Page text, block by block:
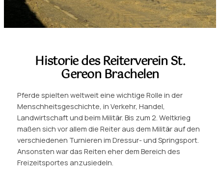
Historie des Reiterverein St.
Gereon Brachelen
Pferde spielten weltweit eine wichtige Rolle in der
Menschheitsgeschichte, in Verkehr, Handel,
Landwirtschaft und beim Militär. Bis zum 2. Weltkrieg
maßen sich vor allem die Reiter aus dem Militär auf den
verschiedenen Turnieren im Dressur- und Springsport.
Ansonsten war das Reiten eher dem Bereich des
Freizeitsportes anzusiedeln.